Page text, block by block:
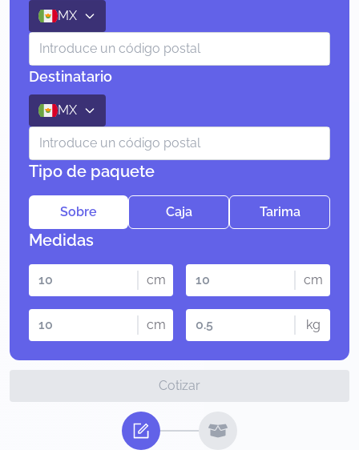
MX
Destinatario
MX
Tipo de paquete
Sobre Caja Tarima
Medidas
cm cm
cm kg
Cotizar